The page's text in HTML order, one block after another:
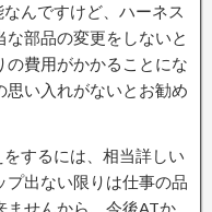
んですけど、ハーネス
部品の変更をしないと
の費用がかかることにな
思い入れがないとお勧め
するには、相当詳しい
出ない限りは仕事の品
ませんから、今後ATか